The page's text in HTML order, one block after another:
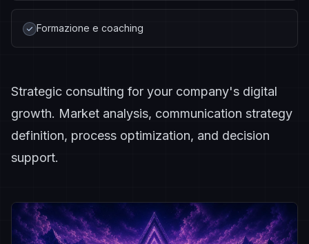
Formazione e coaching
Strategic consulting for your company's digital
growth. Market analysis, communication strategy
definition, process optimization, and decision
support.